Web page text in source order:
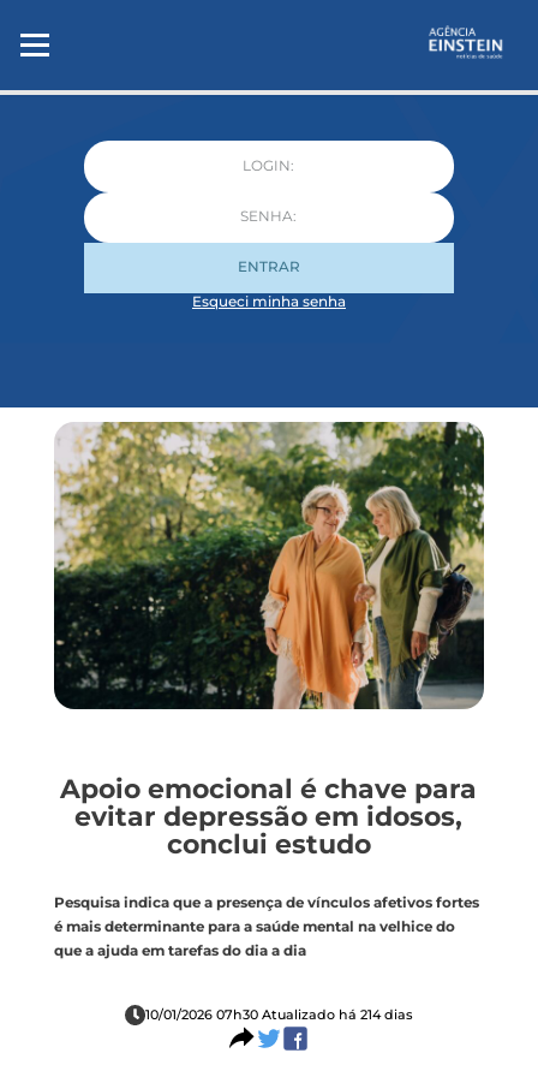
ENTRAR
Esqueci minha senha
Apoio emocional é chave para
evitar depressão em idosos,
conclui estudo
Pesquisa indica que a presença de vínculos afetivos fortes
é mais determinante para a saúde mental na velhice do
que a ajuda em tarefas do dia a dia
10/01/2026 07h30 Atualizado há 214 dias